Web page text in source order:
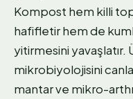
Kompost hem killi
hafifletir hem de
yitirmesini
mikrobiyolojisini
mantar ve mikro-